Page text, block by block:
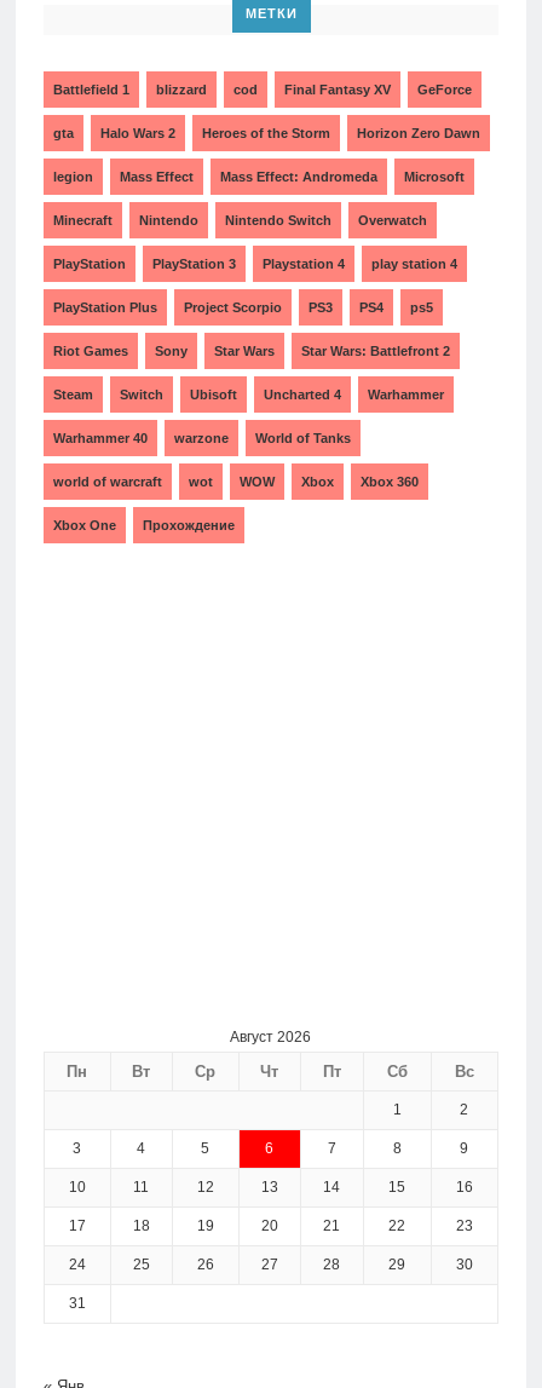
МЕТКИ
Battlefield 1 blizzard cod Final Fantasy XV GeForce
gta Halo Wars 2 Heroes of the Storm Horizon Zero Dawn
legion Mass Effect Mass Effect: Andromeda Microsoft
Minecraft Nintendo Nintendo Switch Overwatch
PlayStation PlayStation 3 Playstation 4 play station 4
PlayStation Plus Project Scorpio PS3 PS4 ps5
Riot Games Sony Star Wars Star Wars: Battlefront 2
Steam Switch Ubisoft Uncharted 4 Warhammer
Warhammer 40 warzone World of Tanks
world of warcraft wot WOW Xbox Xbox 360
Xbox One Прохождение
Август 2026
Пн Вт Ср Чт Пт Сб Вс
1 2
3 4 5 6 7 8 9
10 11 12 13 14 15 16
17 18 19 20 21 22 23
24 25 26 27 28 29 30
31